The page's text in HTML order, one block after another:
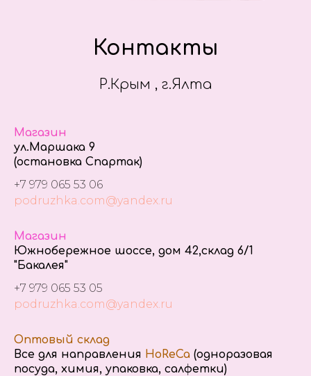
Контакты
Р.Крым , г.Ялта
Магазин
ул.Маршака 9
(остановка Спартак)
+7 979 065 53 06
podruzhka.com@yandex.ru
Магазин
Южнобережное шоссе, дом 42,склад 6/1
"Бакалея"
+7 979 065 53 05
podruzhka.com@yandex.ru
Оптовый склад
Все для направления HoReCa (одноразовая
посуда, химия, упаковка, салфетки)